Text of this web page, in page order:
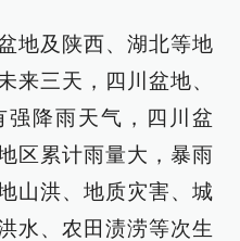
地及陕西、湖北等地
来三天，四川盆地、
强降雨天气，四川盆
区累计雨量大，暴雨
山洪、地质灾害、城
水、农田渍涝等次生